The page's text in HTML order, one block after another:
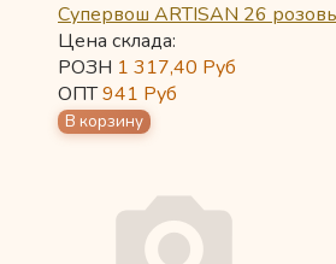
Супервош ARTISAN 26
Цена склада:
РОЗН 1 317,40 Руб
ОПТ941 Руб